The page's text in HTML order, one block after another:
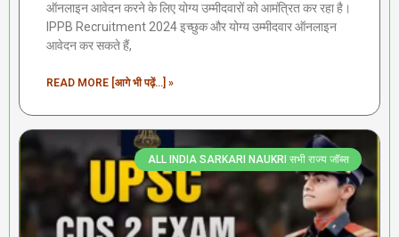
ऑनलाइन आवेदन करने के लिए योग्य उम्मीदवारों को आमंत्रित कर रहा है।
IPPB Recruitment 2024 इच्छुक और योग्य उम्मीदवार ऑनलाइन
आवेदन कर सकते हैं,
READ MORE [आगे भी पढ़ें...] »
ALL INDIA SARKARI NAUKRI सभी राज्य जॉब्स